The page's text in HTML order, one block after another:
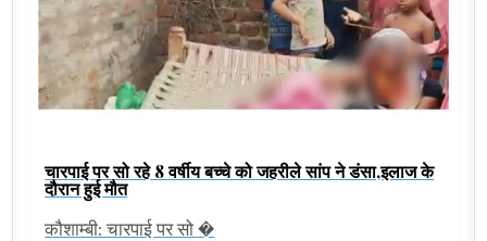
चारपाई पर सो रहे 8 वर्षीय बच्चे को जहरीले सांप ने डंसा,इलाज के
दौरान हुई मौत
कौशाम्बी: चारपाई पर सो �